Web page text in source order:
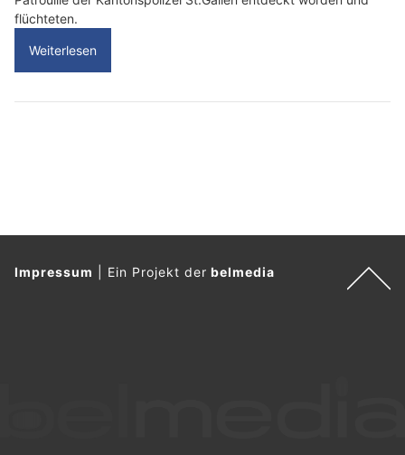
flüchteten.
Weiterlesen
Impressum Ein Projekt derbelmedia